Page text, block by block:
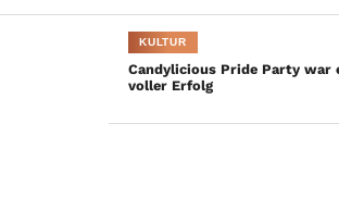
KULTUR
Candylicious Pride Party war
voller Erfolg